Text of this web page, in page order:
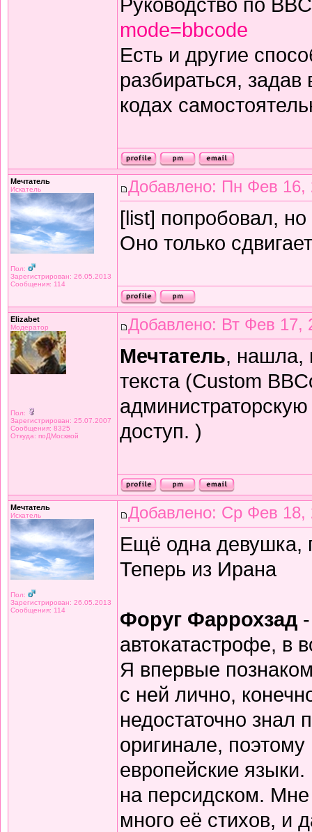
mode=bbcode
Есть и другие
разбираться,
кодах
Мечтатель
Искатель
Пол:
Зарегистрирован: 26.05.2013
Сообщения: 114
Добавлено: Пн Фев 16,
[list] попробовал,
Оно только
Elizabet
Модератор
Пол:
Зарегистрирован: 25.07.2007
Сообщения: 8325
Откуда: поДМосквой
Добавлено: Вт Фев 17,
Мечтатель, нашла,
текста (Custom
доступ. )
Мечтатель
Искатель
Пол:
Зарегистрирован: 26.05.2013
Сообщения: 114
Добавлено: Ср Фев 18,
Ещё одна девушка,
Теперь из Ирана
Форуг Фаррохзад
автокатастрофе, в
Я впервые
с ней лично,
недостаточно знал
оригинале,
европейские
на персидском.
много её стихов, и